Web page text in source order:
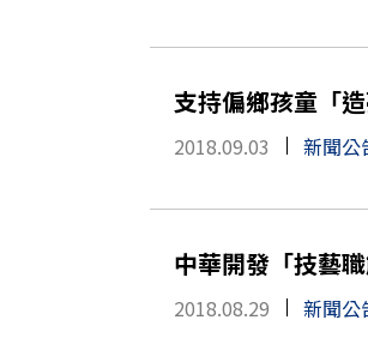
支持偏鄉孩童「
2018.09.03 新聞公
中華開發「技藝
2018.08.29 新聞公